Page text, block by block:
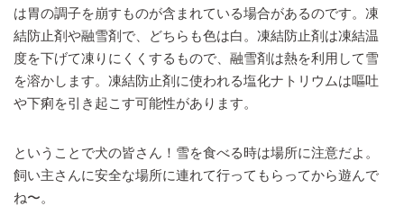
は胃の調子を崩すものが含まれている場合があるのです。凍
結防止剤や融雪剤で、どちらも色は白。凍結防止剤は凍結温
度を下げて凍りにくくするもので、融雪剤は熱を利用して雪
を溶かします。凍結防止剤に使われる塩化ナトリウムは嘔吐
や下痢を引き起こす可能性があります。
ということで犬の皆さん！雪を食べる時は場所に注意だよ。
飼い主さんに安全な場所に連れて行ってもらってから遊んで
ね〜。